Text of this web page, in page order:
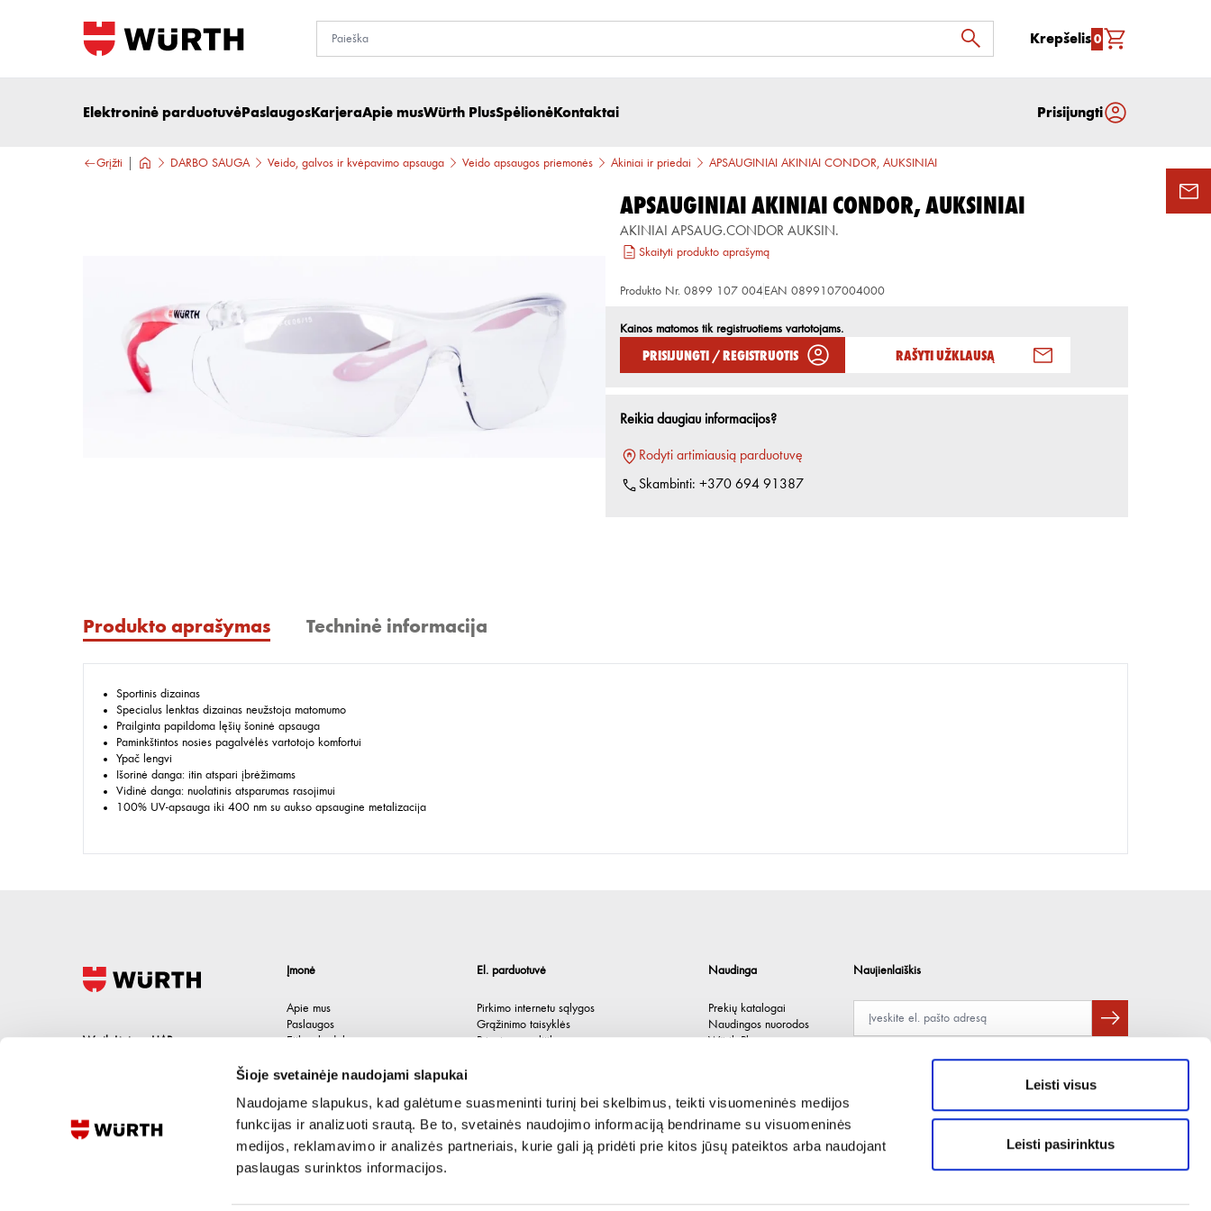
Šioje svetainėje naudojami slapukai
Naudojame slapukus, kad galėtume suasmeninti turinį bei skelbimus, teikti visuomeninės medijos
funkcijas ir analizuoti srautą. Be to, svetainės naudojimo informaciją bendriname su visuomeninės
medijos, reklamavimo ir analizės partneriais, kurie gali ją pridėti prie kitos jūsų pateiktos arba naudojant
paslaugas surinktos informacijos.
Leisti visus
Leisti pasirinktus
Krepšelis0
Elektroninė parduotuvėPaslaugosKarjeraApie musWürth PlusSpėlionėKontaktai Prisijungti
Grįžti DARBO SAUGA Veido, galvos ir kvėpavimo apsauga Veido apsaugos priemonės Akiniai ir priedai APSAUGINIAI AKINIAI CONDOR, AUKSINIAI
APSAUGINIAI AKINIAI CONDOR, AUKSINIAI
AKINIAI APSAUG.CONDOR AUKSIN.
Skaityti produkto aprašymą
Produkto Nr. 0899 107 004 EAN 0899107004000
Kainos matomos tik registruotiems vartotojams.
Prisijungti / Registruotis Rašyti užklausą
Reikia daugiau informacijos?
Rodyti artimiausią parduotuvę
Skambinti: +370 694 91387
Produkto aprašymas Techninė informacija
Sportinis dizainas
Specialus lenktas dizainas neužstoja matomumo
Prailginta papildoma lęšių šoninė apsauga
Paminkštintos nosies pagalvėlės vartotojo komfortui
Ypač lengvi
Išorinė danga: itin atspari įbrėžimams
Vidinė danga: nuolatinis atsparumas rasojimui
100% UV-apsauga iki 400 nm su aukso apsaugine metalizacija
Wurth Lietuva UAB
Lietuva
Įmonė
Apie mus
Paslaugos
Etikos kodeksas
Kontaktai
El. parduotuvė
Pirkimo internetu sąlygos
Grąžinimo taisyklės
Privatumo politika
Naudinga
Prekių katalogai
Naudingos nuorodos
Würth Plus
Naujienlaiškis
Pateikdami el. paštą sutinkate gauti tiesioginę rinkodarą.